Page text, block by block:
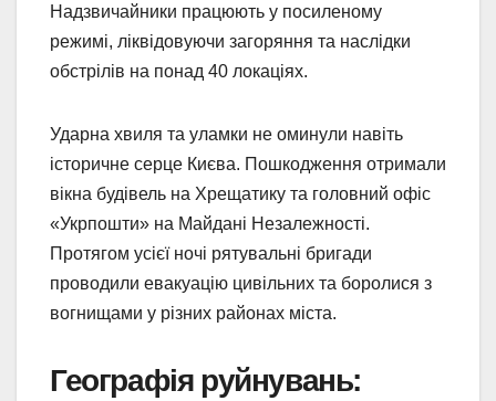
Надзвичайники працюють у посиленому
режимі, ліквідовуючи загоряння та наслідки
обстрілів на понад 40 локаціях.
Ударна хвиля та уламки не оминули навіть
історичне серце Києва. Пошкодження отримали
вікна будівель на Хрещатику та головний офіс
«Укрпошти» на Майдані Незалежності.
Протягом усієї ночі рятувальні бригади
проводили евакуацію цивільних та боролися з
вогнищами у різних районах міста.
Географія руйнувань: